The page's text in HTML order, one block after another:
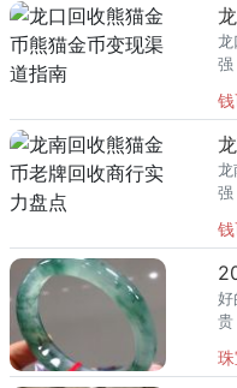
龙
强
熊
龙
强
熊
好
贵